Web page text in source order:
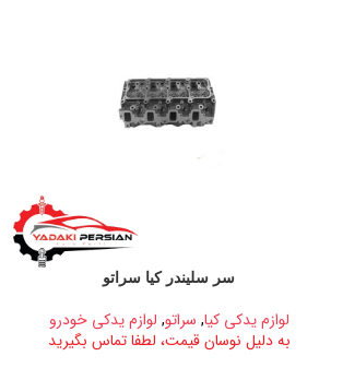
سر سلیندر کیا سراتو
لوازم یدکی کیا, سراتو, لوازم یدکی خودرو
به دلیل نوسان قیمت، لطفا تماس بگیرید